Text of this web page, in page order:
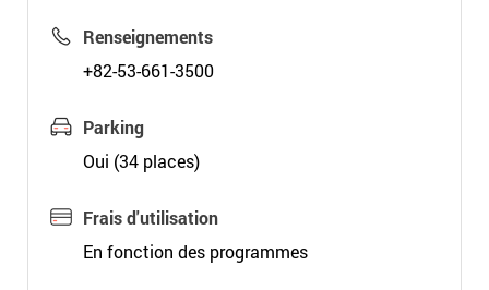
Renseignements
+82-53-661-3500
Parking
Oui (34 places)
Frais d'utilisation
En fonction des programmes